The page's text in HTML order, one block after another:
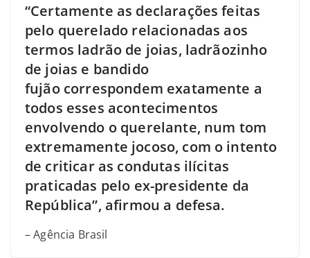
“Certamente as declarações feitas
pelo querelado relacionadas aos
termos ladrão de joias, ladrãozinho
de joias e bandido
fujão correspondem exatamente a
todos esses acontecimentos
envolvendo o querelante, num tom
extremamente jocoso, com o intento
de criticar as condutas ilícitas
praticadas pelo ex-presidente da
República”, afirmou a defesa.
– Agência Brasil